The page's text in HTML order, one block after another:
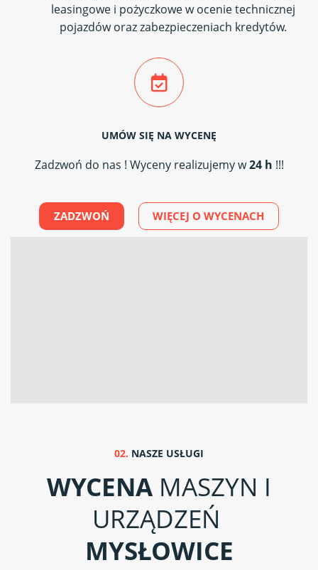
leasingowe i pożyczkowe w ocenie technicznej
pojazdów oraz zabezpieczeniach kredytów.
UMÓW SIĘ NA WYCENĘ
Zadzwoń do nas ! Wyceny realizujemy w24 h !!!
ZADZWOŃ WIĘCEJ O WYCENACH
02. NASZE USŁUGI
WYCENA MASZYN I
URZĄDZEŃ
MYSŁOWICE